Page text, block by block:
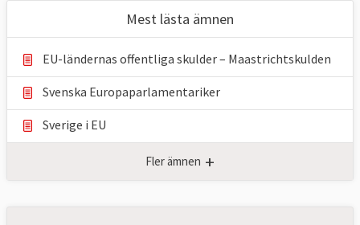
Mest lästa ämnen
EU-ländernas offentliga skulder – Maastrichtskulden
Svenska Europaparlamentariker
Sverige i EU
Fler ämnen +